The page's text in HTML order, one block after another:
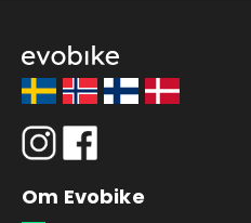
Om Evobike